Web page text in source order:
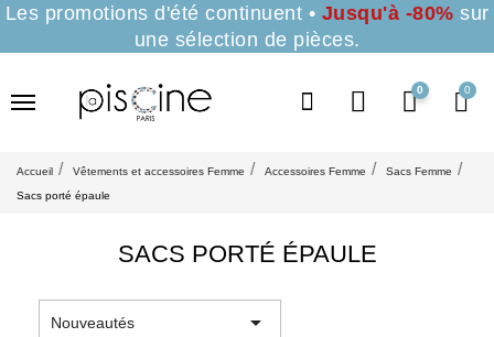
Les promotions d'été continuent • Jusqu'à -80% sur
une sélection de pièces.
0
Accueil Vêtements et accessoires Femme Accessoires Femme
Sacs Femme
Sacs porté épaule
SACS PORTÉ ÉPAULE
Nouveautés 